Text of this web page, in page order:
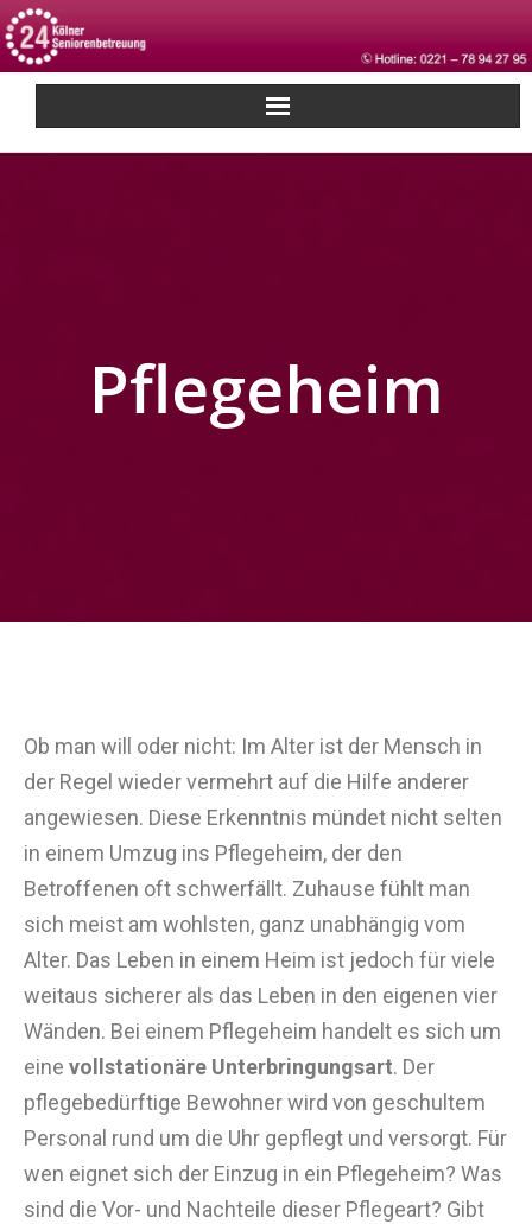
Pflegeheim
Ob man will oder nicht: Im Alter ist der Mensch in
der Regel wieder vermehrt auf die Hilfe anderer
angewiesen. Diese Erkenntnis mündet nicht selten
in einem Umzug ins Pflegeheim, der den
Betroffenen oft schwerfällt. Zuhause fühlt man
sich meist am wohlsten, ganz unabhängig vom
Alter. Das Leben in einem Heim ist jedoch für viele
weitaus sicherer als das Leben in den eigenen vier
Wänden. Bei einem Pflegeheim handelt es sich um
eine vollstationäre Unterbringungsart. Der
pflegebedürftige Bewohner wird von geschultem
Personal rund um die Uhr gepflegt und versorgt. Für
wen eignet sich der Einzug in ein Pflegeheim? Was
sind die Vor- und Nachteile dieser Pflegeart? Gibt